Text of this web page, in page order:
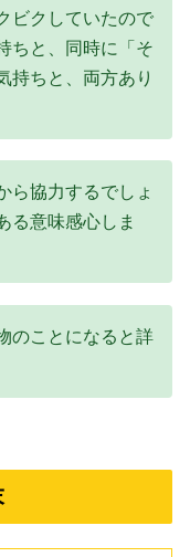
ビクしていたので
ちと、同時に「そ
持ちと、両方あり
ら協力するでしょ
る意味感心しま
のことになると詳